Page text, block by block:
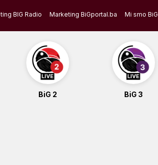
BIG Radio Marketing BiGportal.ba Mi smo BiG
BiG 2 BiG 3